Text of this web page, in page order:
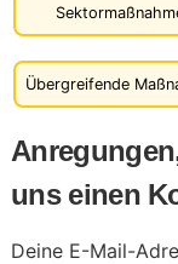
Übergreifende
uns einen
Deine E-Mail-